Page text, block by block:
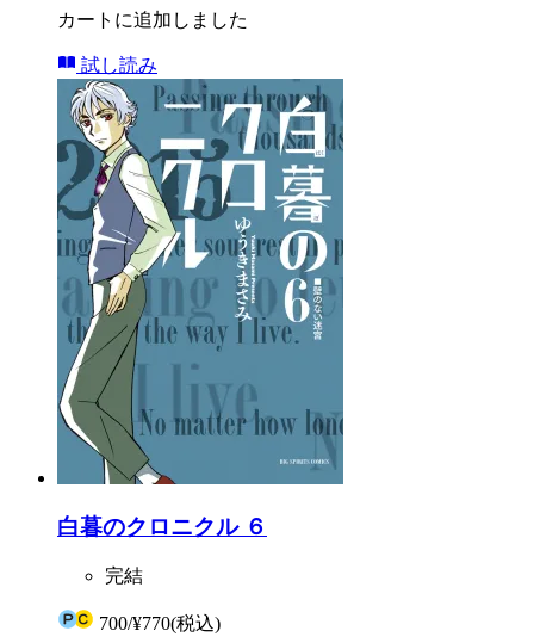
カートに追加しました
試し読み
白暮のクロニクル ６
完結
700/¥770(税込)